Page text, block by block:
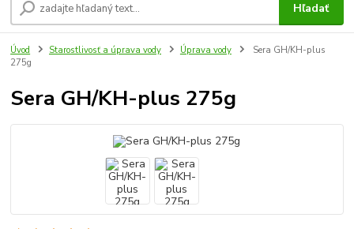
Hľadať
Úvod Starostlivosť a úprava vody Úprava vody
Sera GH/KH-plus
275g
Sera GH/KH-plus 275g